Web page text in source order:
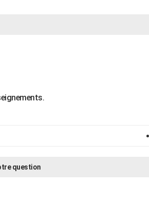
question